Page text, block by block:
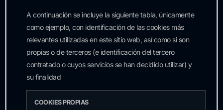
A continuación se incluye la siguiente tabla, únicamente
como ejemplo, con identificación de las cookies más
relevantes utilizadas en este sitio web, así como si son
propias o de terceros (e identificación del tercero
contratado o cuyos servicios se han decidido utilizar) y
su finalidad
COOKIES PROPIAS